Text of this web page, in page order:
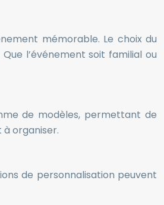
mémorable. Le choix du
l’événement soit familial ou
de modèles, permettant de
organiser.
de personnalisation peuvent